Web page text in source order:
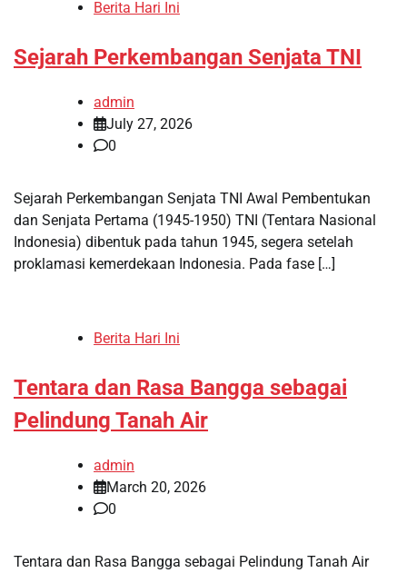
Berita Hari Ini
Sejarah Perkembangan Senjata TNI
admin
July 27, 2026
0
Sejarah Perkembangan Senjata TNI Awal Pembentukan
dan Senjata Pertama (1945-1950) TNI (Tentara Nasional
Indonesia) dibentuk pada tahun 1945, segera setelah
proklamasi kemerdekaan Indonesia. Pada fase […]
Berita Hari Ini
Tentara dan Rasa Bangga sebagai
Pelindung Tanah Air
admin
March 20, 2026
0
Tentara dan Rasa Bangga sebagai Pelindung Tanah Air